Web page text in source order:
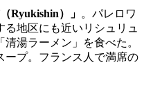
Ryukishin）」 。パレロワ
地区にも近いリシュリュ
湯ラーメン」を食べた。
ープ。フランス人で満席の